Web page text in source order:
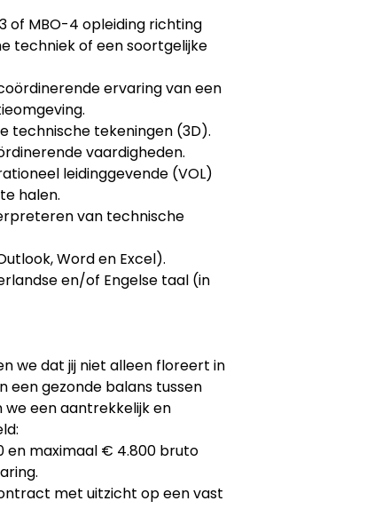
of MBO-4 opleiding richting
techniek of een soortgelijke
ervaring van een
technische tekeningen (3D).
vaardigheden.
leidinggevende (VOL)
halen.
van technische
Word en Excel).
en/of Engelse taal (in
we dat jij niet alleen floreert in
een gezonde balans tussen
een aantrekkelijk en
en maximaal € 4.800 bruto
met uitzicht op een vast